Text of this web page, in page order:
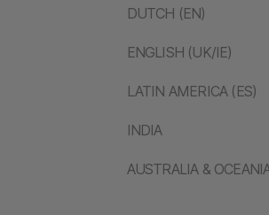
DUTCH (EN)
ENGLISH (UK/IE)
LATIN AMERICA (ES)
INDIA
AUSTRALIA &